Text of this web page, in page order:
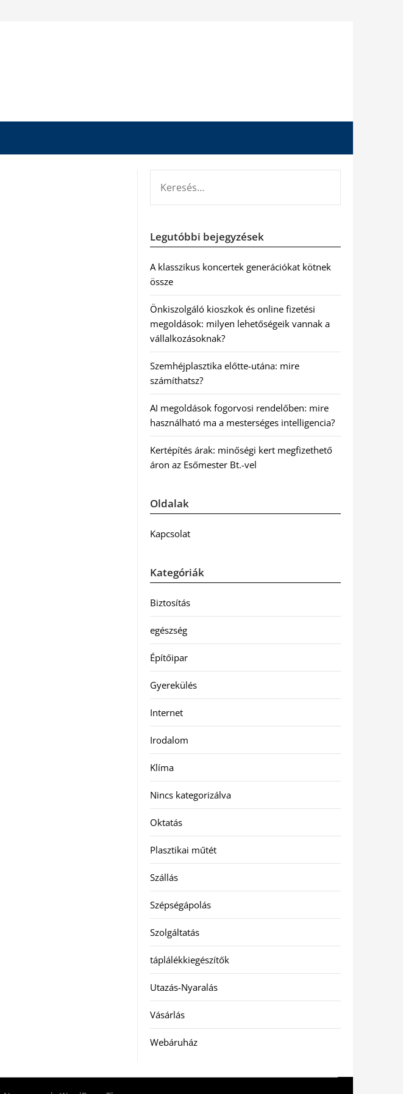
Legutóbbi bejegyzések
A klasszikus koncertek generációkat kötnek
össze
Önkiszolgáló kioszkok és online fizetési
megoldások: milyen lehetőségeik vannak a
vállalkozásoknak?
Szemhéjplasztika előtte-utána: mire
számíthatsz?
AI megoldások fogorvosi rendelőben: mire
használható ma a mesterséges intelligencia?
Kertépítés árak: minőségi kert megfizethető
áron az Esőmester Bt.-vel
Oldalak
Kapcsolat
Kategóriák
Biztosítás
egészség
Építőipar
Gyerekülés
Internet
Irodalom
Klíma
Nincs kategorizálva
Oktatás
Plasztikai műtét
Szállás
Szépségápolás
Szolgáltatás
táplálékkiegészítők
Utazás-Nyaralás
Vásárlás
Webáruház